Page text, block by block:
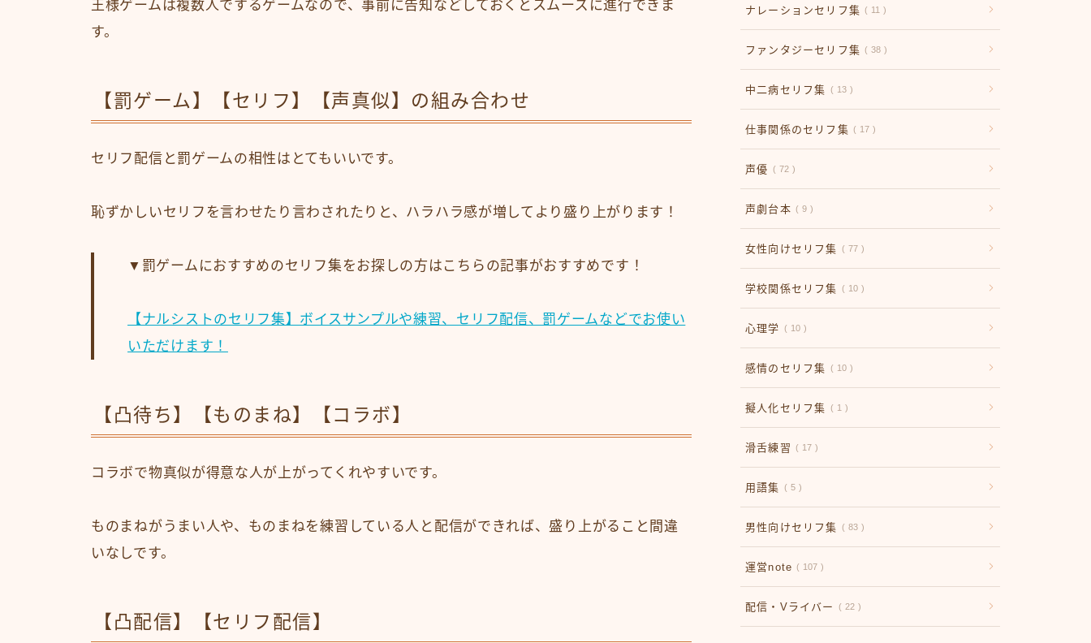
王様ゲームは複数人でするゲームなので、事前に告知などしておくとスムーズに進行できま
す。
【罰ゲーム】【セリフ】【声真似】の組み合わせ
セリフ配信と罰ゲームの相性はとてもいいです。
恥ずかしいセリフを言わせたり言わされたりと、ハラハラ感が増してより盛り上がります！
▼罰ゲームにおすすめのセリフ集をお探しの方はこちらの記事がおすすめです！
【ナルシストのセリフ集】ボイスサンプルや練習、セリフ配信、罰ゲームなどでお使い
いただけます！
【凸待ち】【ものまね】【コラボ】
コラボで物真似が得意な人が上がってくれやすいです。
ものまねがうまい人や、ものまねを練習している人と配信ができれば、盛り上がること間違
いなしです。
【凸配信】【セリフ配信】
ナレーションセリフ集 11
ファンタジーセリフ集 38
中二病セリフ集 13
仕事関係のセリフ集 17
声優 72
声劇台本 9
女性向けセリフ集 77
学校関係セリフ集 10
心理学 10
感情のセリフ集 10
擬人化セリフ集 1
滑舌練習 17
用語集 5
男性向けセリフ集 83
運営note 107
配信・Vライバー 22